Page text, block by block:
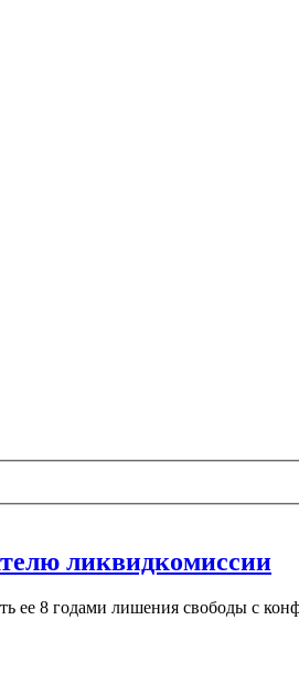
ликвидкомиссии
ее 8 годами лишения свободы с